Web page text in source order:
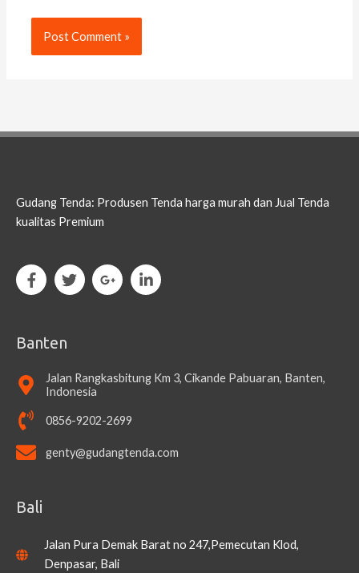
Gudang Tenda: Produsen Tenda harga murah dan Jual Tenda
kualitas Premium
Banten
Jalan Rangkasbitung Km 3, Cikande Pabuaran, Banten,
Indonesia
0856-9202-2699
genty@gudangtenda.com
Bali
Jalan Pura Demak Barat no 247,Pemecutan Klod,
Denpasar, Bali